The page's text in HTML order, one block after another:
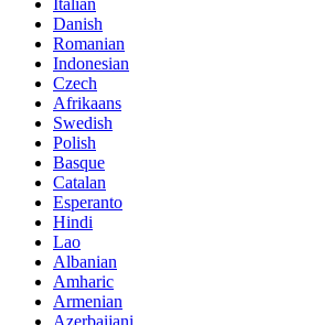
Italian
Danish
Romanian
Indonesian
Czech
Afrikaans
Swedish
Polish
Basque
Catalan
Esperanto
Hindi
Lao
Albanian
Amharic
Armenian